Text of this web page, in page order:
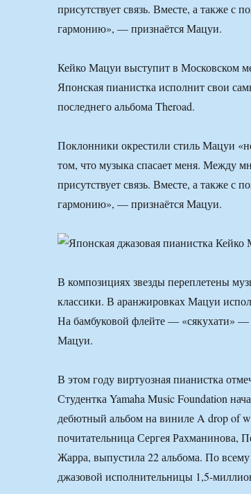
присутствует связь. Вместе, а также
гармонию», — признаётся Мацуи.
Кейко Мацуи выступит в Московском
Японская пианистка исполнит свои
последнего альбома Theroad.
Поклонники окрестили стиль Мацуи
том, что музыка спасает меня. Между
присутствует связь. Вместе, а также
гармонию», — признаётся Мацуи.
В композициях звезды переплетены
классики. В аранжировках Мацуи
На бамбуковой флейте — «сякухати»
Мацуи.
В этом году виртуозная пианистка
Студентка Yamaha Music Foundation
дебютный альбом на виниле A drop of
почитательница Сергея Рахманинова,
Жарра, выпустила 22 альбома. По
джазовой исполнительницы 1,5-